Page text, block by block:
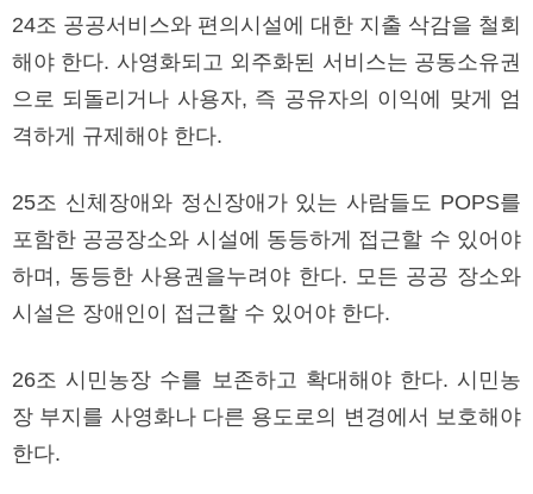
24조 공공서비스와 편의시설에 대한 지출 삭감을 철회
해야 한다. 사영화되고 외주화된 서비스는 공동소유권
으로 되돌리거나 사용자, 즉 공유자의 이익에 맞게 엄
격하게 규제해야 한다.
25조 신체장애와 정신장애가 있는 사람들도 POPS를
포함한 공공장소와 시설에 동등하게 접근할 수 있어야
하며, 동등한 사용권을누려야 한다. 모든 공공 장소와
시설은 장애인이 접근할 수 있어야 한다.
26조 시민농장 수를 보존하고 확대해야 한다. 시민농
장 부지를 사영화나 다른 용도로의 변경에서 보호해야
한다.